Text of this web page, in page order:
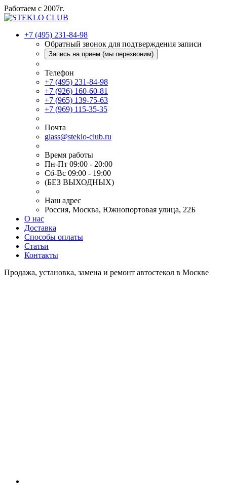
Работаем с 2007г.
+7 (495) 231-84-98
Обратный звонок для подтверждения записи
Запись на прием (мы перезвоним)
Телефон
+7 (495) 231-84-98
+7 (926) 160-60-81
+7 (965) 139-75-63
+7 (969) 115-35-35
Почта
glass@steklo-club.ru
Время работы
Пн-Пт 09:00 - 20:00
Сб-Вс 09:00 - 19:00
(БЕЗ ВЫХОДНЫХ)
Наш адрес
Россия, Москва, Южнопортовая улица, 22Б
О нас
Доставка
Способы оплаты
Статьи
Контакты
Продажа, установка, замена и ремонт автостекол в Москве